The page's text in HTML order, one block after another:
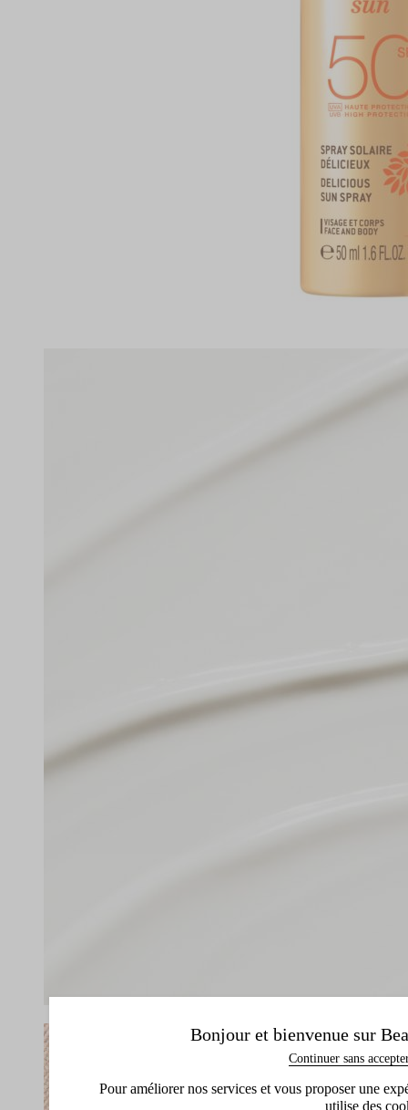
Bonjour et bienvenue sur
Continuer sans
Pour améliorer nos services et vous proposer une
utilise des